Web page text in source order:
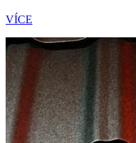
VÍCE